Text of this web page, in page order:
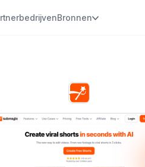
Bronnen